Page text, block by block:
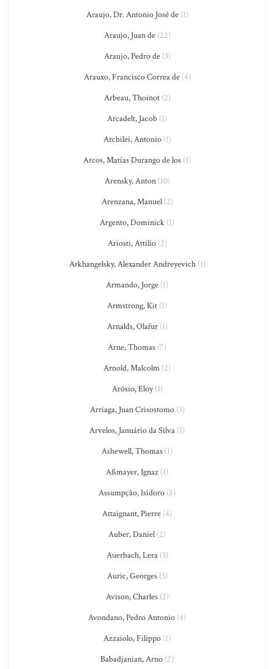
Araujo, Dr. Antonio José de(1)
Araujo, Juan de(22)
Araujo, Pedro de(3)
Arauxo, Francisco Correa de(4)
Arbeau, Thoinot(2)
Arcadelt, Jacob (1)
Archilei, Antonio(1)
Arcos, Matías Durango de los (1)
Arensky, Anton(10)
Arenzana, Manuel(2)
Argento, Dominick (1)
Ariosti, Attilio(2)
Arkhangelsky, Alexander Andreyevich(1)
Armando, Jorge (1)
Armstrong, Kit (1)
Arnalds, Olafur(1)
Arne, Thomas (7)
Arnold, Malcolm (2)
Arósio, Eloy(1)
Arriaga, Juan Crisostomo(3)
Arvelos, Januário da Silva (1)
Ashewell, Thomas (1)
Aßmayer, Ignaz (1)
Assumpção, Isidoro (2)
Attaignant, Pierre (4)
Auber, Daniel (2)
Auerbach, Lera(3)
Auric, Georges(3)
Avison, Charles(2)
Avondano, Pedro Antonio (4)
Azzaiolo, Filippo (1)
Babadjanian, Arno (2)